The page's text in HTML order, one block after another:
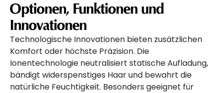
Optionen, Funktionen und
Innovationen
Technologische Innovationen bieten zusätzlichen
Komfort oder höchste Präzision. Die
Ionentechnologie neutralisiert statische Aufladung,
bändigt widerspenstiges Haar und bewahrt die
natürliche Feuchtigkeit. Besonders geeignet für